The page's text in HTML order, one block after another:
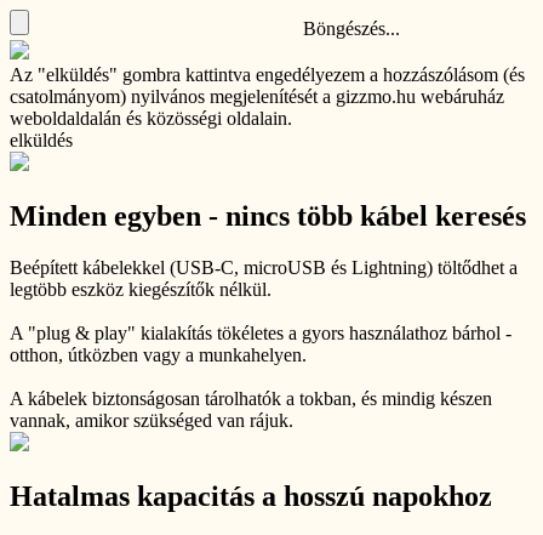
Böngészés...
Az "elküldés" gombra kattintva engedélyezem a hozzászólásom (és
csatolmányom) nyilvános megjelenítését a gizzmo.hu webáruház
weboldaldalán és közösségi oldalain.
elküldés
Minden egyben - nincs több kábel keresés
Beépített kábelekkel (USB-C, microUSB és Lightning) töltődhet a
legtöbb eszköz kiegészítők nélkül.
A "plug & play" kialakítás tökéletes a gyors használathoz bárhol -
otthon, útközben vagy a munkahelyen.
A kábelek biztonságosan tárolhatók a tokban, és mindig készen
vannak, amikor szükséged van rájuk.
Hatalmas kapacitás a hosszú napokhoz